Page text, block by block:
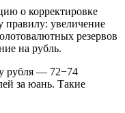
о корректировке
увеличение
резервов
на рубль.
рубля — 72−74
за юань. Такие